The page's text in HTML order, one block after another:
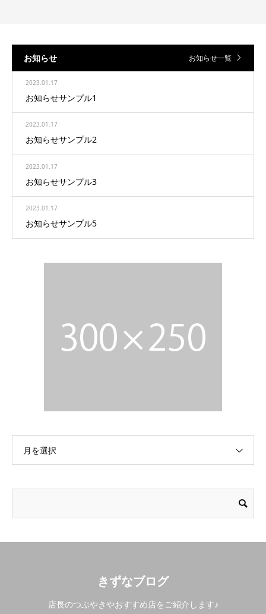
お知らせ お知らせ一覧
2023.01.17
お知らせサンプル1
2023.01.17
お知らせサンプル2
2023.01.17
お知らせサンプル3
2023.01.17
お知らせサンプル5
月を選択
きずなブログ
店長のつぶやきやおすすめ店をご紹介します♪